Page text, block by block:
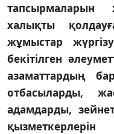
халықты
жұмыстар
бекітілген
азаматтардың
отбасыларды,
адамдарды,